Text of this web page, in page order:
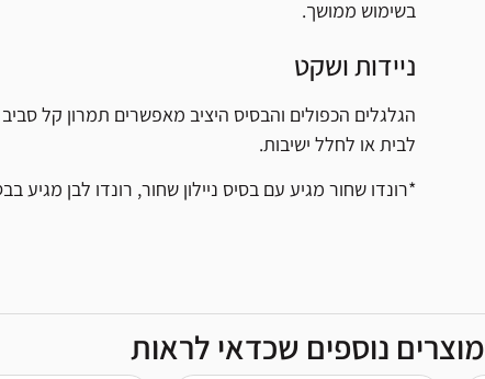
בשימוש ממושך.
ניידות ושקט
הגלגלים הכפולים והבסיס היציב מאפשרים תמרון קל
לבית או לחלל ישיבות.
*רונדו שחור מגיע עם בסיס ניילון שחור, רונדו לבן מגיע
מוצרים נוספים שכדאי לראות